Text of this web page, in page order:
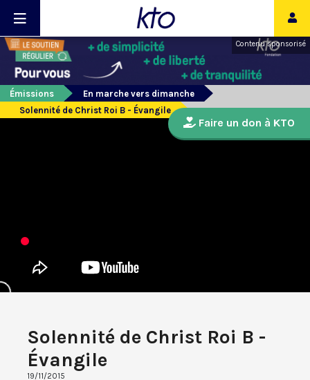
Contenu sponsorisé
Émissions
En marche vers dimanche
Solennité de Christ Roi B - Évangile
Solennité de Christ Roi B -
Évangile
19/11/2015
Faire un don à KTO